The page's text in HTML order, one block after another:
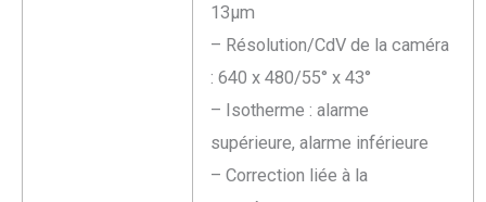
13µm
– Résolution/CdV de la caméra
: 640 x 480/55° x 43°
– Isotherme : alarme
supérieure, alarme inférieure
– Correction liée à la